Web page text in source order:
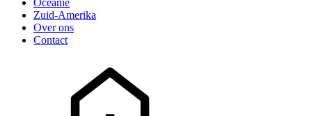
Oceanië
Zuid-Amerika
Over ons
Contact